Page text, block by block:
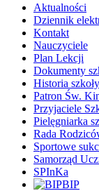
Aktualności
Dziennik
Kontakt
Nauczyciele
Plan Lekcji
Dokumenty
Historia szkoły
Patron Św.
Przyjaciele
Pielęgniarka
Rada
Sportowe
Samorząd
SPInKa
BIP